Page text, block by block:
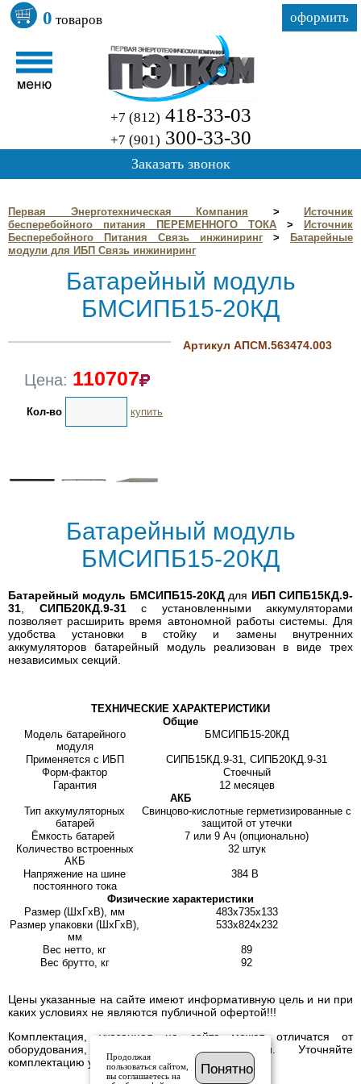
0 товаров оформить
+7 (812) 418-33-03
+7 (901) 300-33-30
Заказать звонок
Первая Энерготехническая Компания >
Источник
бесперебойного питания ПЕРЕМЕННОГО ТОКА >
Источник
Бесперебойного Питания Связь инжиниринг >
Батарейные
модули для ИБП Связь инжиниринг
Батарейный модуль
БМСИПБ15-20КД
Артикул АПСМ.563474.003
Цена: 110707
Кол-во купить
Батарейный модуль
БМСИПБ15-20КД
Батарейный модуль БМСИПБ15-20КДдля ИБП СИПБ15КД.9-
31
СИПБ20КД.9-31с установленными аккумуляторами
позволяет расширить время автономной работы системы. Для
удобства установки в стойку и замены внутренних
аккумуляторов батарейный модуль реализован в виде трех
независимых секций.
ТЕХНИЧЕСКИЕ ХАРАКТЕРИСТИКИ
Общие
Модель батарейного
модуля
БМСИПБ15-20КД
Применяется с ИБП
СИПБ15КД.9-31, СИПБ20КД.9-31
Форм-фактор
Стоечный
Гарантия
12 месяцев
АКБ
Тип аккумуляторных
батарей
Свинцово-кислотные герметизированные с
защитой от утечки
Ёмкость батарей
7 или 9 Ач (опционально)
Количество встроенных
АКБ
32 штук
Напряжение на шине
постоянного тока
384 В
Физические характеристики
Размер (ШхГхВ), мм
483х735х133
Размер упаковки (ШхГхВ),
мм
533х824х232
Вес нетто, кг
89
Вес брутто, кг
92
Цены указанные на сайте имеют информативную цель и ни при
каких условиях не являются публичной офертой!!!
Комплектация, указанная на сайте может отличатся от
оборудования, имеющегося в наличии. Уточняйте
комплектацию у менеджера.
Продолжая
пользоваться сайтом,
вы соглашаетесь на
Понятно